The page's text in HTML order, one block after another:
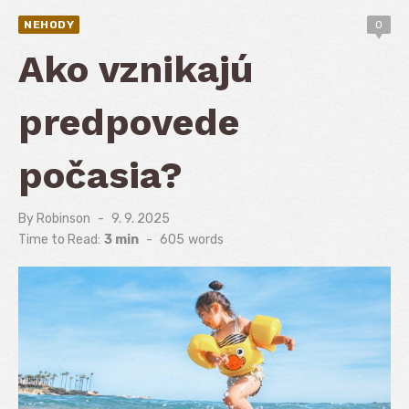
NEHODY 0
Ako vznikajú
predpovede
počasia?
By Robinson
Posted
on
9. 9. 2025
Time to Read: 3 min - 605 words